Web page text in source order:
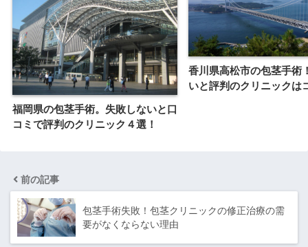
福岡県の包茎手術。失敗しないと口
コミで評判のクリニック４選！
香川県高松市の包茎手術
いと評判のクリニックは
前の記事
包茎手術失敗！包茎クリニックの修正治療の需
要がなくならない理由